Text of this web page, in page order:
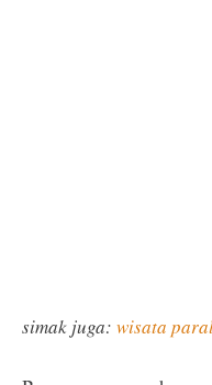
simak juga: wisata